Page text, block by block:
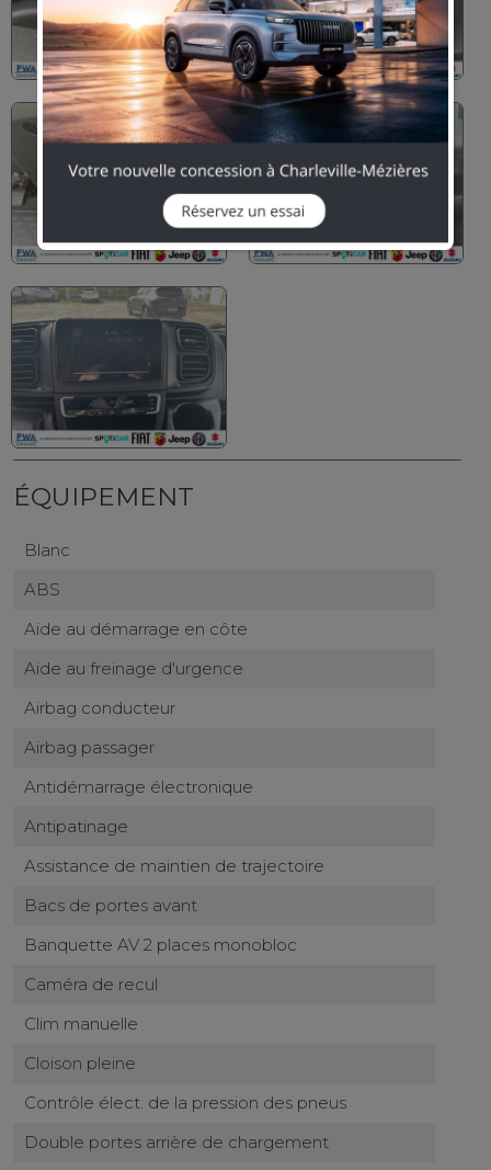
ÉQUIPEMENT
Blanc
ABS
Aide au démarrage en côte
Aide au freinage d'urgence
Airbag conducteur
Airbag passager
Antidémarrage électronique
Antipatinage
Assistance de maintien de trajectoire
Bacs de portes avant
Banquette AV 2 places monobloc
Caméra de recul
Clim manuelle
Cloison pleine
Contrôle élect. de la pression des pneus
Double portes arrière de chargement